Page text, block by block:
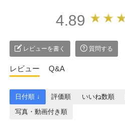
4.89
レビューを書く 質問する
レビュー Q&A
日付順 ↓ 評価順 いいね数順
写真・動画付き順